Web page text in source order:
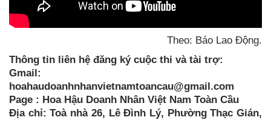
Theo: Báo Lao Động.
Thông tin liên hệ đăng ký cuộc thi và tài trợ:
Gmail:
hoahaudoanhnhanvietnamtoancau@gmail.com
Page : Hoa Hậu Doanh Nhân Việt Nam Toàn Cầu
Địa chỉ: Toà nhà 26, Lê Đình Lý, Phường Thạc Gián,